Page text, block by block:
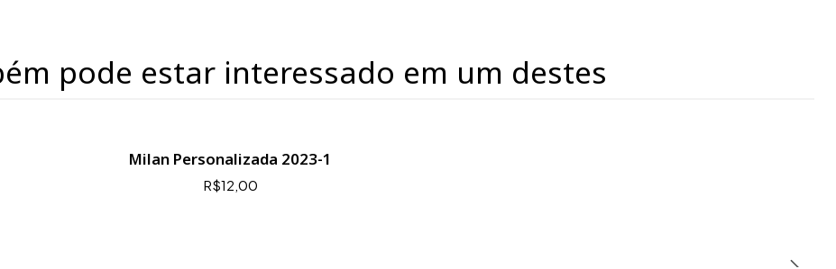
pode estar interessado em um destes
Milan Personalizada 2023-1
R$12,00